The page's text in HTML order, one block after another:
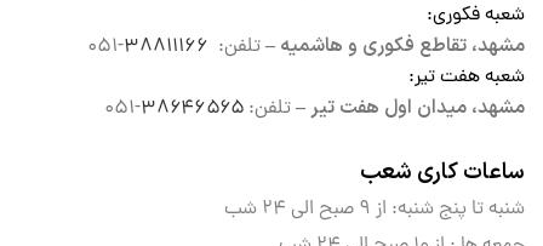
شعبه فکوری:
مشهد، تقاطع فکوری و هاشمیه –تلفن: ۳۸۸۱۱۱۶۶-۰۵۱
شعبه هفت تیر:
مشهد، میدان اول هفت تیر –تلفن: ۳۸۶۴۶۵۶۵-۰۵۱
ساعات کاری شعب
شنبه تا پنج شنبه: از ۹ صبح الی
۲۴ شب